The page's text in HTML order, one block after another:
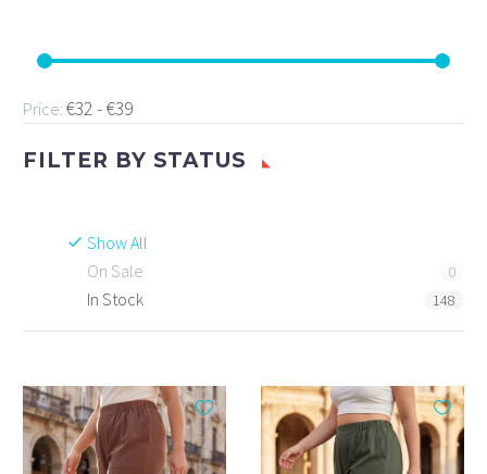
Price: €32 - €39
FILTER BY STATUS
Show All
On Sale
0
In Stock 148